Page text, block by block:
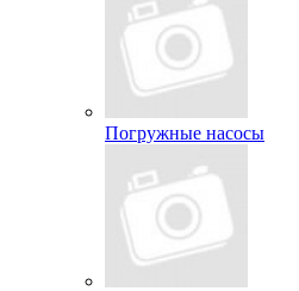
Погружные насосы